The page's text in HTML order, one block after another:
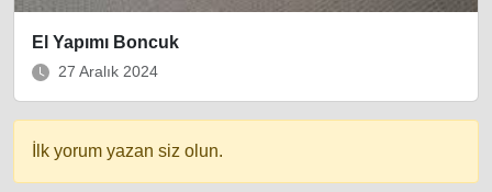
El Yapımı Boncuk
27 Aralık 2024
İlk yorum yazan siz olun.